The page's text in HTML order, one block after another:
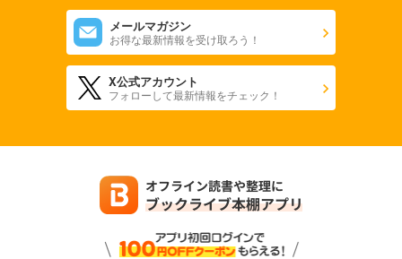
メールマガジン
お得な最新情報を受け取ろう！
X公式アカウント
フォローして最新情報をチェック！